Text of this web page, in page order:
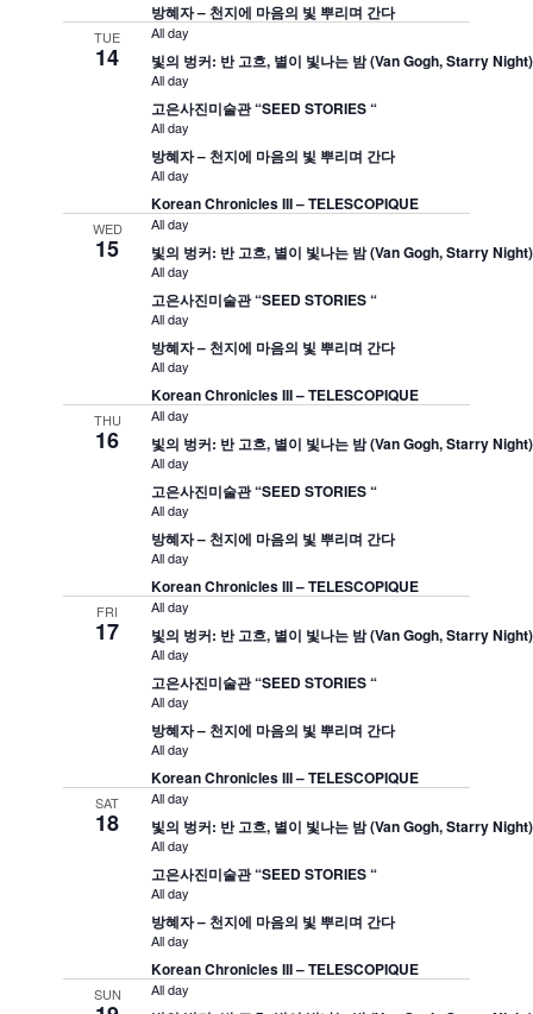
방혜자 – 천지에 마음의 빛 뿌리며 간다
TUE
14
All day
빛의 벙커: 반 고흐, 별이 빛나는 밤 (Van Gogh, Starry Night)
All day
고은사진미술관 “SEED STORIES “
All day
방혜자 – 천지에 마음의 빛 뿌리며 간다
All day
Korean Chronicles III – TELESCOPIQUE
WED
15
All day
빛의 벙커: 반 고흐, 별이 빛나는 밤 (Van Gogh, Starry Night)
All day
고은사진미술관 “SEED STORIES “
All day
방혜자 – 천지에 마음의 빛 뿌리며 간다
All day
Korean Chronicles III – TELESCOPIQUE
THU
16
All day
빛의 벙커: 반 고흐, 별이 빛나는 밤 (Van Gogh, Starry Night)
All day
고은사진미술관 “SEED STORIES “
All day
방혜자 – 천지에 마음의 빛 뿌리며 간다
All day
Korean Chronicles III – TELESCOPIQUE
FRI
17
All day
빛의 벙커: 반 고흐, 별이 빛나는 밤 (Van Gogh, Starry Night)
All day
고은사진미술관 “SEED STORIES “
All day
방혜자 – 천지에 마음의 빛 뿌리며 간다
All day
Korean Chronicles III – TELESCOPIQUE
SAT
18
All day
빛의 벙커: 반 고흐, 별이 빛나는 밤 (Van Gogh, Starry Night)
All day
고은사진미술관 “SEED STORIES “
All day
방혜자 – 천지에 마음의 빛 뿌리며 간다
All day
Korean Chronicles III – TELESCOPIQUE
SUN All day